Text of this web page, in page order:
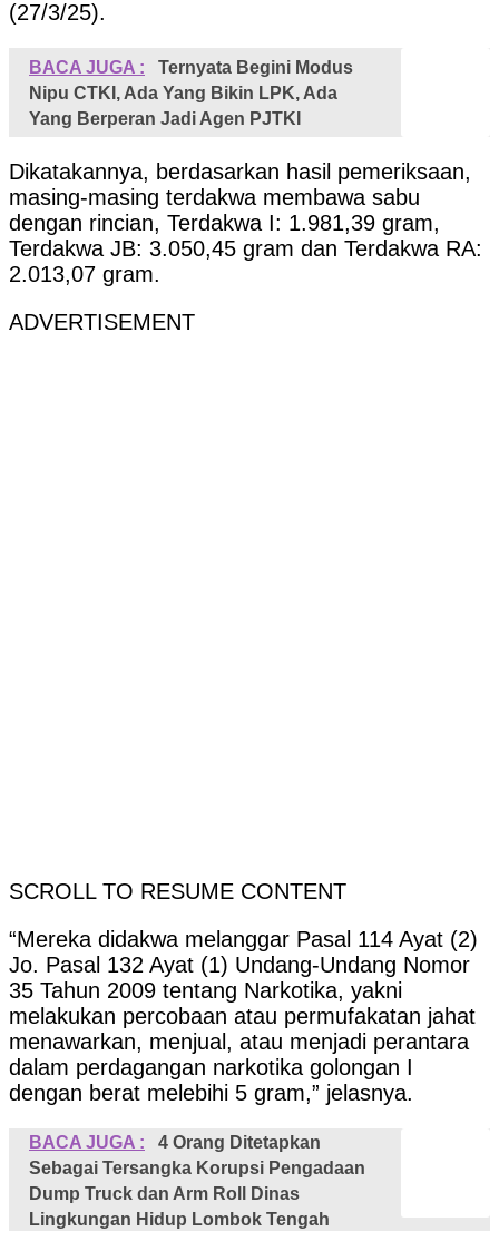
(27/3/25).
BACA JUGA :
Ternyata Begini Modus
Nipu CTKI, Ada Yang Bikin LPK, Ada
Yang Berperan Jadi Agen PJTKI
Dikatakannya, berdasarkan hasil pemeriksaan,
masing-masing terdakwa membawa sabu
dengan rincian, Terdakwa I: 1.981,39 gram,
Terdakwa JB: 3.050,45 gram dan Terdakwa RA:
2.013,07 gram.
ADVERTISEMENT
SCROLL TO RESUME CONTENT
“Mereka didakwa melanggar Pasal 114 Ayat (2)
Jo. Pasal 132 Ayat (1) Undang-Undang Nomor
35 Tahun 2009 tentang Narkotika, yakni
melakukan percobaan atau permufakatan jahat
menawarkan, menjual, atau menjadi perantara
dalam perdagangan narkotika golongan I
dengan berat melebihi 5 gram,” jelasnya.
BACA JUGA :
4 Orang Ditetapkan
Sebagai Tersangka Korupsi Pengadaan
Dump Truck dan Arm Roll Dinas
Lingkungan Hidup Lombok Tengah